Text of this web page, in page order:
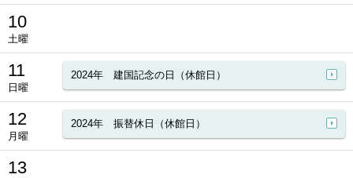
10
土曜
11
日曜
2024年 建国記念の日（休館日）
12
月曜
2024年 振替休日（休館日）
13